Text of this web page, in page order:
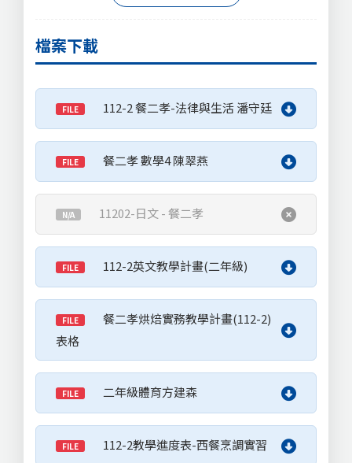
檔案下載
FILE 112-2 餐二孝-法律與生活 潘守廷
FILE 餐二孝 數學4 陳翠燕
N/A 11202-日文 - 餐二孝
FILE 112-2英文教學計畫(二年級)
FILE
餐二孝烘焙實務教學計畫(112-2)
表格
FILE 二年級體育方建森
FILE 112-2教學進度表-西餐烹調實習